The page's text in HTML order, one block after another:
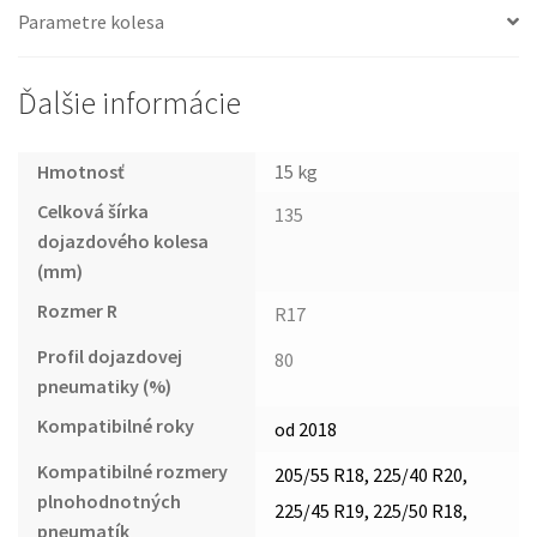
Parametre kolesa
Ďalšie informácie
Hmotnosť
15 kg
Celková šírka
dojazdového kolesa
(mm)
135
Rozmer R
R17
Profil dojazdovej
pneumatiky (%)
80
Kompatibilné roky
od 2018
Kompatibilné rozmery
plnohodnotných
pneumatík
205/55 R18, 225/40 R20,
225/45 R19, 225/50 R18,